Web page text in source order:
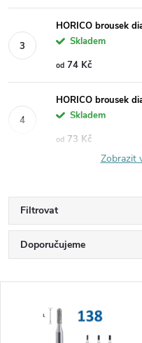
HORICO brousek
Skladem
od 74 Kč
HORICO brousek
Skladem
od 73 Kč
Zobrazit
Filtrovat
Ř
a
Doporučujeme
Nejprodávanější